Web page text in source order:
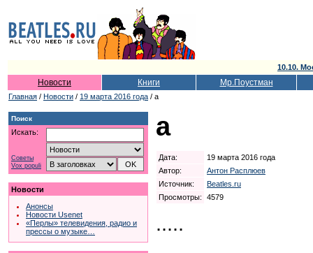
10.10.
Новости Книги Мр.Поустман
Главная / Новости / 19 марта 2016 года / а
Поиск
Искать:
Советы
Vox populi
Новости
Анонсы
Новости Usenet
«Перлы» телевидения, радио и
прессы о музыке…
а
Дата:
19 марта 2016 года
Автор:
Антон Расплюев
Источник:
Beatles.ru
Просмотры:
4579
.....